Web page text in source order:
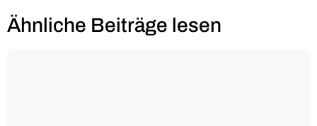
Ähnliche Beiträge lesen